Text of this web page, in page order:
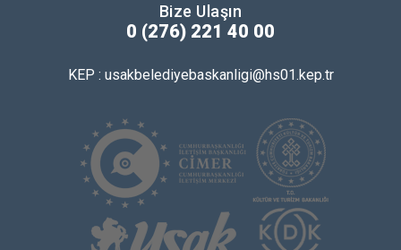
Bize Ulaşın
0 (276) 221 40 00
KEP : usakbelediyebaskanligi@hs01.kep.tr